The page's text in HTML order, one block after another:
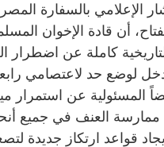
الإعلامي بالسفارة
أن قادة الإخوان
كاملة عن اضطرار
لوضع حد لاعتصامي
المسئولية عن استمرار
ممارسة العنف في جميع
قواعد ارتكاز جديدة